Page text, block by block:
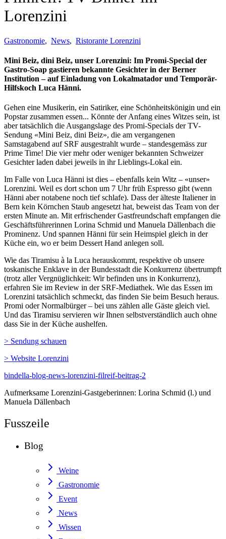
Lorenzini
Gastronomie, News, Ristorante Lorenzini
Mini Beiz, dini Beiz, unser Lorenzini: Im Promi-Special der
Gastro-Soap gastieren bekannte Gesichter in der Berner
Institution – auf Einladung von Lokalmatador und Temporär-
Hilfskoch Luca Hänni.
Gehen eine Musikerin, ein Satiriker, eine Schönheitskönigin und ein
Popstar zusammen essen... Könnte der Anfang eines Witzes sein, ist
aber tatsächlich die Ausgangslage des Promi-Specials der TV-
Sendung «Mini Beiz, dini Beiz», die am vergangenen
Samstagabend auf SRF ausgestrahlt wurde – standesgemäss zur
Prime Time! Die vier mehr oder weniger bekannten Schweizer
Gesichter laden dabei jeweils in ihr Lieblings-Lokal ein.
Im Falle von Luca Hänni ist dies – ebenfalls kein Witz – «unser»
Lorenzini. Weil es dort schon um 7 Uhr früh Espresso gibt (wenn
Hänni aber notabene noch tief schlafe). Dass der älteste Italiener in
Bern kein Körnchen Staub angesetzt hat, beweist das Team von der
ersten Minute an. Mit erfrischender Gastfreundschaft empfangen die
Geschäftsführerinnen Lorina Schmid und Manuela Dällenbach die
Prominenz. Und spannen Hänni für sein Heimspiel gleich in der
Küche ein, wo er beim Dessert Hand anlegen soll.
Wie das Tiramisu à la Luca herauskommt, respektive ob unsere
toskanische Enklave in der Bundesstadt die Konkurrenz übertrumpft
(trotz aller Vergnüglichkeit: Wir befinden uns in Konkurrenz),
erfahren Sie im Review in der SRF-Mediathek. Wie das Essen im
Lorenzini tatsächlich schmeckt, das finden Sie beim Besuch heraus.
Promi oder Normalbürger – bei uns zählen alle Gäste gleich viel.
Und das Tiramisu servieren wir Ihnen selbstverständlich auch ohne
dass Sie in der Küche aushelfen.
> Sendung schauen
> Website Lorenzini
bindella-blog-news-lorenzini-filreif-beitrag-2
Aufmerksame Lorenzini-Gastgeberinnen: Lorina Schmid (l.) und
Manuela Dällenbach
Fusszeile
Blog
Weine
Gastronomie
Event
News
Wissen